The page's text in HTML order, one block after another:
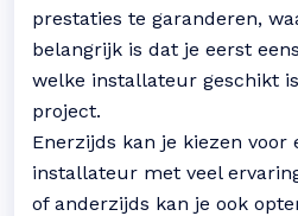
prestaties te garanderen,
belangrijk is dat je eerst
welke installateur geschikt
project.
Enerzijds kan je kiezen voor
installateur met veel
of anderzijds kan je ook